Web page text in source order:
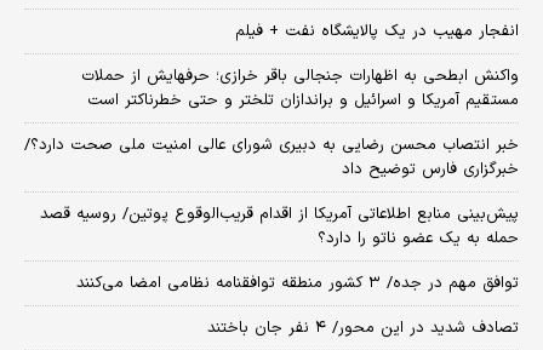
انفجار مهیب در یک پالایشگاه نفت + فیلم
واکنش ابطحی به اظهارات جنجالی باقر خرازی؛ حرفهایش از حملات
مستقیم آمریکا و اسرائیل و براندازان تلختر و حتی خطرناکتر است
خبر انتصاب محسن رضایی به دبیری شورای عالی امنیت ملی صحت دارد؟/
خبرگزاری فارس توضیح داد
پیش‌بینی منابع اطلاعاتی آمریکا از اقدام قریب‌الوقوع پوتین/ روسیه قصد
حمله به یک عضو ناتو را دارد؟
توافق مهم در جده/ ۳ کشور منطقه توافقنامه نظامی امضا می‌کنند
تصادف شدید در این محور/ ۴ نفر جان باختند